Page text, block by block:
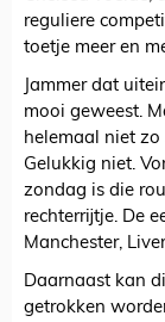
reguliere
toetje meer en
Jammer dat
mooi geweest.
helemaal niet zo
Gelukkig niet.
zondag is die
rechterrijtje. De
Manchester,
Daarnaast kan
getrokken